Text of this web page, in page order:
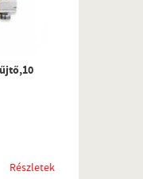
Részletek